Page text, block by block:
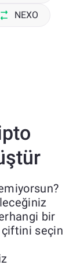
NEXO
bir
çiftini seçin